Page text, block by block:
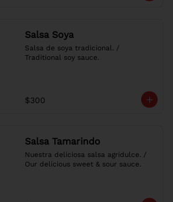
Salsa Soya
Salsa de soya tradicional. /
Traditional soy sauce.
$300
Salsa Tamarindo
Nuestra deliciosa salsa agridulce. /
Our delicious sweet & sour sauce.